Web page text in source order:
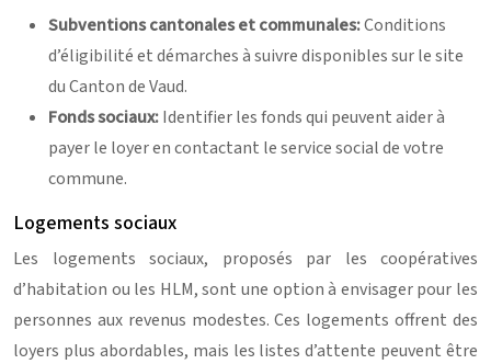
Subventions cantonales et communales:Conditions
d’éligibilité et démarches à suivre disponibles sur le site
du Canton de Vaud.
Fonds sociaux:Identifier les fonds qui peuvent aider à
payer le loyer en contactant le service social de votre
commune.
Logements sociaux
Les logements sociaux, proposés par les coopératives
d’habitation ou les HLM, sont une option à envisager pour les
personnes aux revenus modestes. Ces logements offrent des
loyers plus abordables, mais les listes d’attente peuvent être